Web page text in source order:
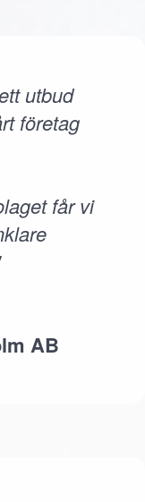
utbud
företag
får vi
AB